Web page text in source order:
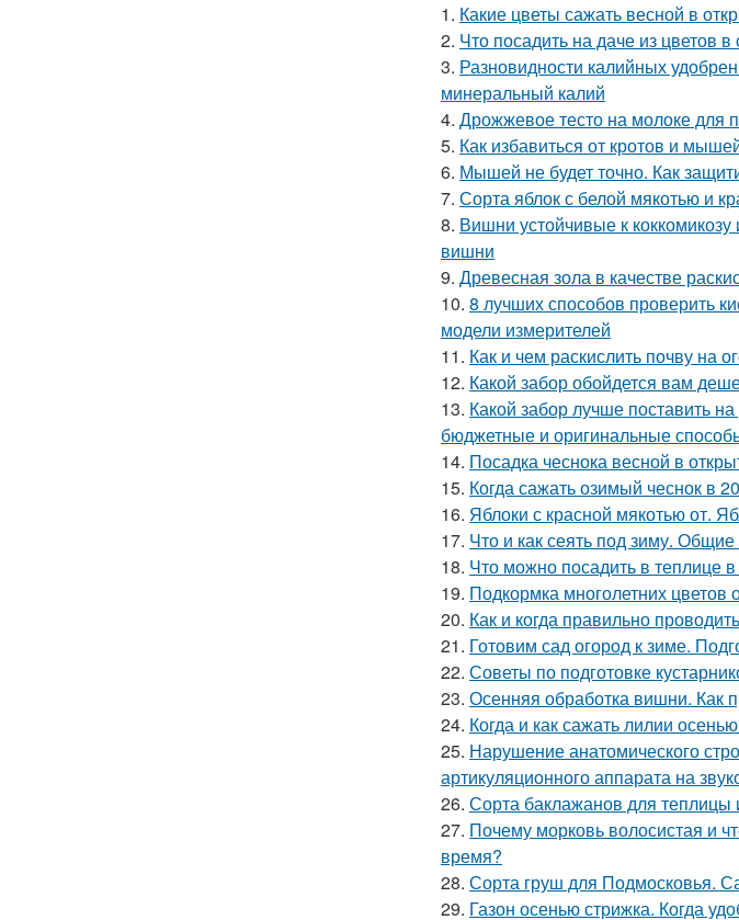
1. Какие цветы сажать весной в
2. Что посадить на даче из цветов
3. Разновидности калийных
минеральный калий
4. Дрожжевое тесто на молоке для
5. Как избавиться от кротов и
6. Мышей не будет точно. Как
7. Сорта яблок с белой мякотью и
8. Вишни устойчивые к
вишни
9. Древесная зола в качестве
10. 8 лучших способов проверить
модели измерителей
11. Как и чем раскислить почву на
12. Какой забор обойдется вам
13. Какой забор лучше поставить
бюджетные и оригинальные
14. Посадка чеснока весной в
15. Когда сажать озимый чеснок в
16. Яблоки с красной мякотью от.
17. Что и как сеять под зиму.
18. Что можно посадить в теплице
19. Подкормка многолетних
20. Как и когда правильно
21. Готовим сад огород к зиме.
22. Советы по подготовке
23. Осенняя обработка вишни. Как
24. Когда и как сажать лилии
25. Нарушение анатомического
артикуляционного аппарата на
26. Сорта баклажанов для теплицы
27. Почему морковь волосистая и
время?
28. Сорта груш для Подмосковья.
29. Газон осенью стрижка. Когда